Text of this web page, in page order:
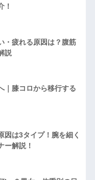
！
・疲れる原因は？腹筋
説
｜膝コロから移行する
因は3タイプ！腕を細く
ー解説！